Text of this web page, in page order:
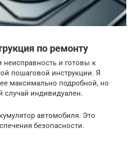
по ремонту
и готовы к
пошаговой инструкции. Я
максимально подробной, но
случай индивидуален.
автомобиля. Это
безопасности.